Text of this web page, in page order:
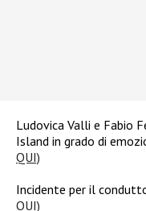
Ludovica Valli e Fabio
Island in grado di
QUI)
Incidente per il
QUI)